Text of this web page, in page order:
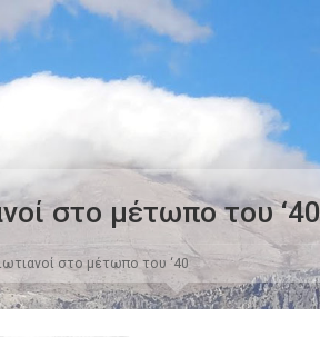
στο μέτωπο του ‘40
στο μέτωπο του ‘40